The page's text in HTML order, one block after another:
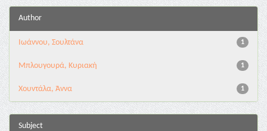
Author
1
Ιωάννου, Σουλτάνα
1
Μπλουγουρά, Κυριακή
1
Χουντάλα, Άννα
Subject